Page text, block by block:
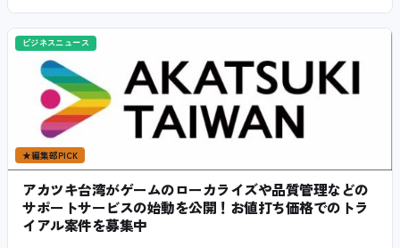
ビジネスニュース
★編集部PICK
アカツキ台湾がゲームのローカライズや品質管理などの
サポートサービスの始動を公開！お値打ち価格でのトラ
イアル案件を募集中